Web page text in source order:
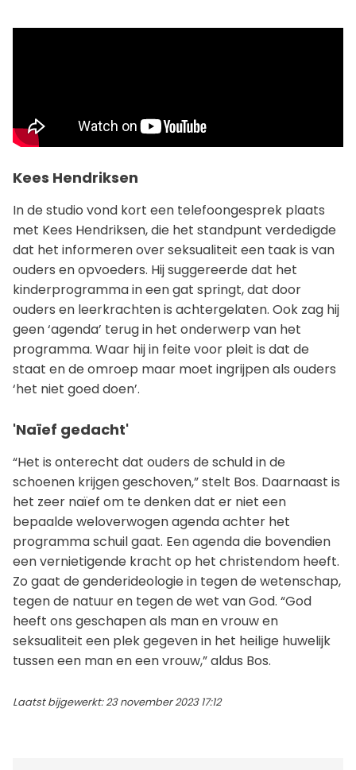
Kees Hendriksen
In de studio vond kort een telefoongesprek plaats
met Kees Hendriksen, die het standpunt verdedigde
dat het informeren over seksualiteit een taak is van
ouders en opvoeders. Hij suggereerde dat het
kinderprogramma in een gat springt, dat door
ouders en leerkrachten is achtergelaten. Ook zag hij
geen ‘agenda’ terug in het onderwerp van het
programma. Waar hij in feite voor pleit is dat de
staat en de omroep maar moet ingrijpen als ouders
‘het niet goed doen’.
'Naïef gedacht'
“Het is onterecht dat ouders de schuld in de
schoenen krijgen geschoven,” stelt Bos. Daarnaast is
het zeer naïef om te denken dat er niet een
bepaalde weloverwogen agenda achter het
programma schuil gaat. Een agenda die bovendien
een vernietigende kracht op het christendom heeft.
Zo gaat de genderideologie in tegen de wetenschap,
tegen de natuur en tegen de wet van God. “God
heeft ons geschapen als man en vrouw en
seksualiteit een plek gegeven in het heilige huwelijk
tussen een man en een vrouw,” aldus Bos.
Laatst bijgewerkt: 23 november 2023 17:12